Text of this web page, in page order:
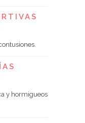
y hormigueos